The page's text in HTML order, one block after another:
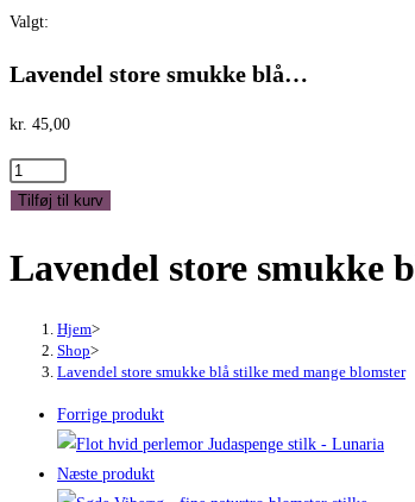
Valgt:
Lavendel store smukke blå…
kr. 45,00
Lavendel
store
blå
mange
blomster
Tilføj til kurv
Lavendel store smukke
Hjem>
Shop>
Lavendel store smukke blå stilke med mange blomster
Forrige produkt
Næste produkt